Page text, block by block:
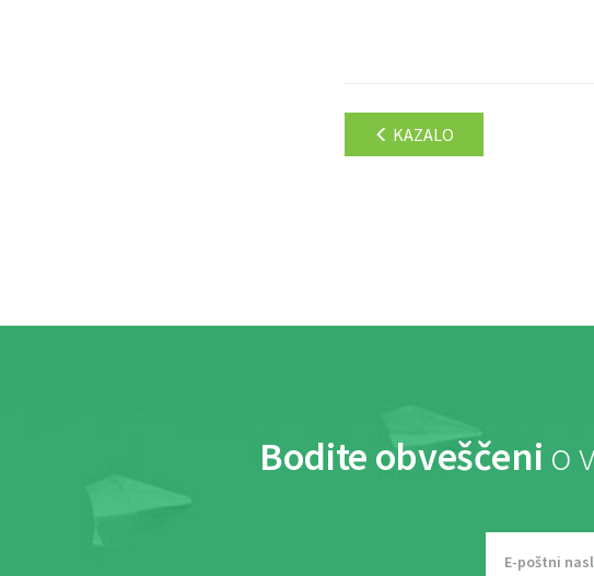
KAZALO
Bodite obveščeni o